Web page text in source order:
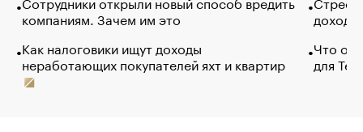
компаниям. Зачем им это
Как налоговики ищут доходы
неработающих покупателей яхт и квартир
Что
для